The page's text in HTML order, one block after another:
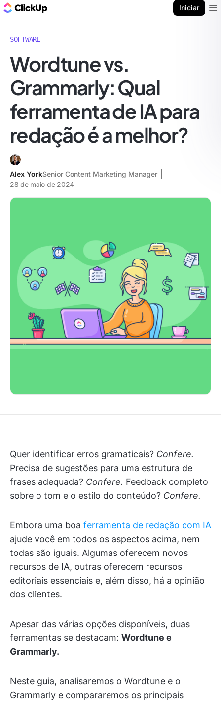
Iniciar
SOFTWARE
Wordtune vs.
Grammarly: Qual
ferramenta de IA para
redação é a melhor?
Alex YorkSenior Content Marketing Manager
28 de maio de 2024
Quer identificar erros gramaticais? Confere.
Precisa de sugestões para uma estrutura de
frases adequada? Confere. Feedback completo
sobre o tom e o estilo do conteúdo? Confere.
Embora uma boa ferramenta de redação com IA
ajude você em todos os aspectos acima, nem
todas são iguais. Algumas oferecem novos
recursos de IA, outras oferecem recursos
editoriais essenciais e, além disso, há a opinião
dos clientes.
Apesar das várias opções disponíveis, duas
ferramentas se destacam: Wordtune e
Grammarly.
Neste guia, analisaremos o Wordtune e o
Grammarly e compararemos os principais